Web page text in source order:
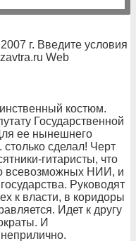
г. Введите условия
Web
костюм.
Государственной
ее нынешнего
сделал! Черт
гитаристы, что
всевозможных НИИ, и
Руководят
к власти, в коридоры
Идет к другу
И